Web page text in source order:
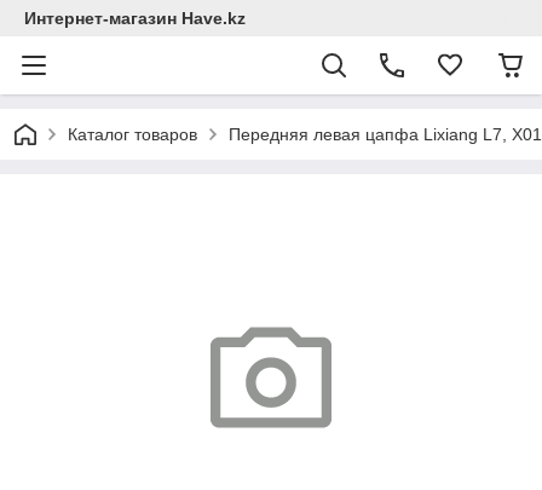
Интернет-магазин Have.kz
Каталог товаров Передняя левая цапфа Lixiang L7,